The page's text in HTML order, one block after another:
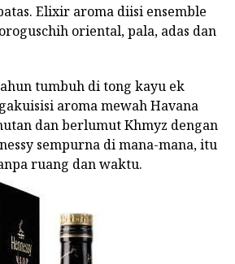
Elixir aroma diisi ensemble
oriental, pala, adas dan
tumbuh di tong kayu ek
aroma mewah Havana
dan berlumut Khmyz dengan
sempurna di mana-mana, itu
ruang dan waktu.